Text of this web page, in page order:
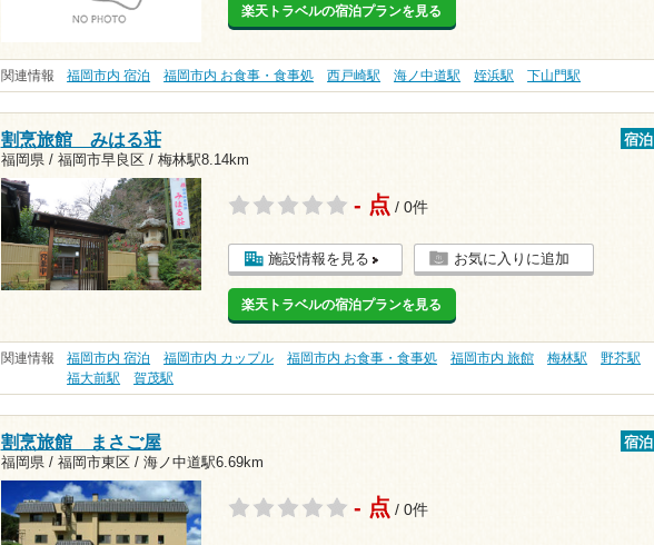
楽天トラベルの宿泊プランを見る
関連情報 福岡市内 宿泊 福岡市内 お食事・食事処 西戸崎駅 海ノ中道駅 姪浜駅 下山門駅
割烹旅館 みはる荘
福岡県 / 福岡市早良区 / 梅林駅8.14km
宿泊
- 点 / 0件
施設情報を見る お気に入りに追加
楽天トラベルの宿泊プランを見る
関連情報 福岡市内 宿泊 福岡市内 カップル 福岡市内 お食事・食事処 福岡市内 旅館 梅林駅
野芥駅
福大前駅
賀茂駅
割烹旅館 まさご屋
福岡県 / 福岡市東区 / 海ノ中道駅6.69km
宿泊
- 点 / 0件